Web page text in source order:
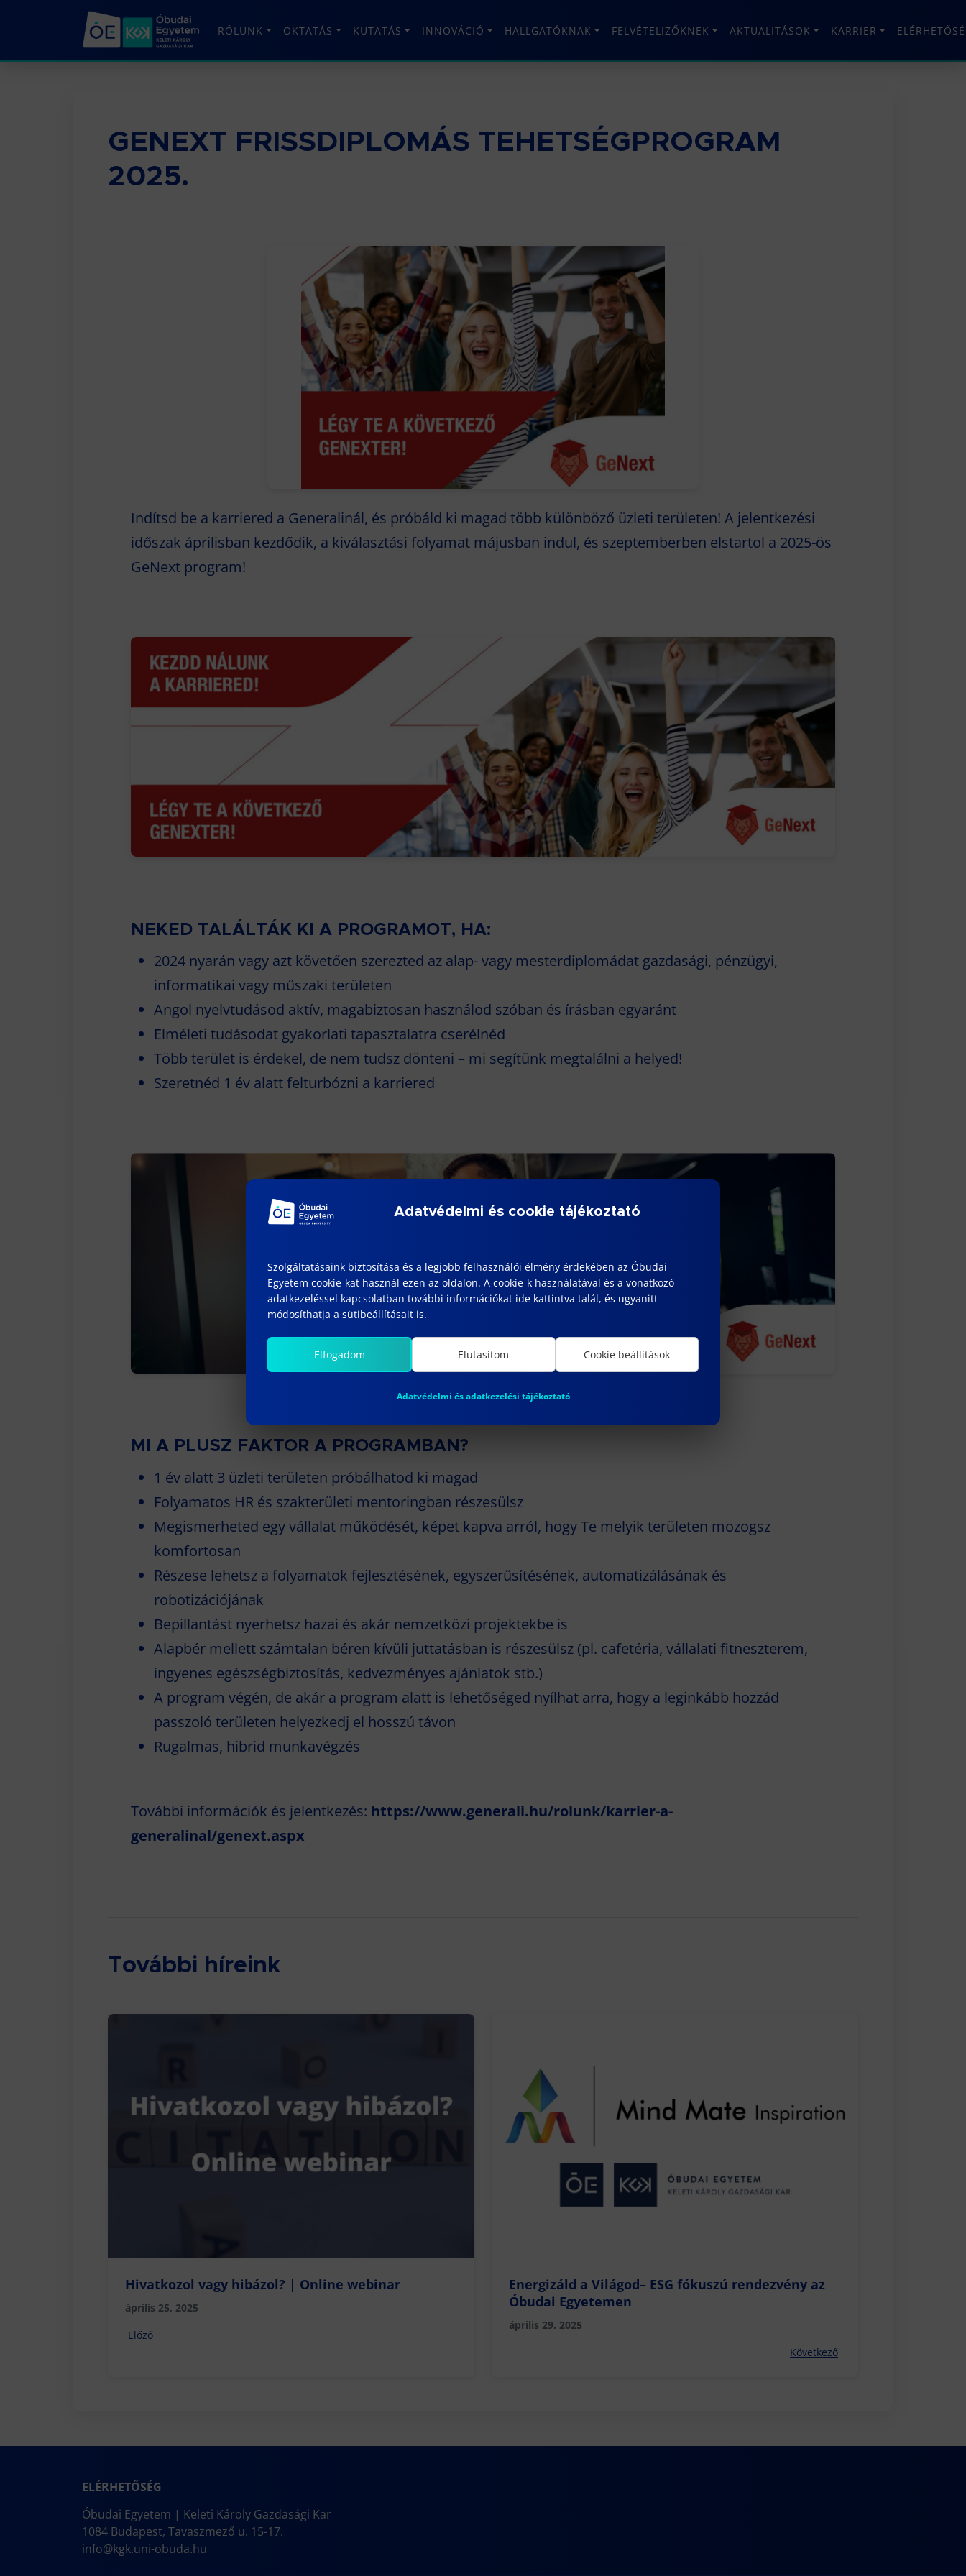
RÓLUNK OKTATÁS KUTATÁS INNOVÁCIÓ HALLGATÓKNAK FELVÉTELIZŐKNEK AKTUALITÁSOK KARRIER
GENEXT FRISSDIPLOMÁS TEHETSÉGPROGRAM
2025.
Indítsd be a karriered a Generalinál, és próbáld ki magad több különböző üzleti területen! A jelentkezési
időszak áprilisban kezdődik, a kiválasztási folyamat májusban indul, és szeptemberben elstartol a 2025-ös
GeNext program!
NEKED TALÁLTÁK KI A PROGRAMOT, HA:
2024 nyarán vagy azt követően szerezted az alap- vagy mesterdiplomádat gazdasági, pénzügyi,
informatikai vagy műszaki területen
Angol nyelvtudásod aktív, magabiztosan használod szóban és írásban egyaránt
Elméleti tudásodat gyakorlati tapasztalatra cserélnéd
Több terület is érdekel, de nem tudsz dönteni – mi segítünk megtalálni a helyed!
Szeretnéd 1 év alatt felturbózni a karriered
MI A PLUSZ FAKTOR A PROGRAMBAN?
1 év alatt 3 üzleti területen próbálhatod ki magad
Folyamatos HR és szakterületi mentoringban részesülsz
Megismerheted egy vállalat működését, képet kapva arról, hogy Te melyik területen mozogsz
komfortosan
Részese lehetsz a folyamatok fejlesztésének, egyszerűsítésének, automatizálásának és
robotizációjának
Bepillantást nyerhetsz hazai és akár nemzetközi projektekbe is
Alapbér mellett számtalan béren kívüli juttatásban is részesülsz (pl. cafetéria, vállalati fitneszterem,
ingyenes egészségbiztosítás, kedvezményes ajánlatok stb.)
A program végén, de akár a program alatt is lehetőséged nyílhat arra, hogy a leginkább hozzád
passzoló területen helyezkedj el hosszú távon
Rugalmas, hibrid munkavégzés
További információk és jelentkezés: https://www.generali.hu/rolunk/karrier-a-
generalinal/genext.aspx
További híreink
Hivatkozol vagy hibázol? | Online webinar
április 25, 2025
Előző
Energizáld a Világod– ESG fókuszú rendezvény az
Óbudai Egyetemen
április 29, 2025
Következő
ELÉRHETŐSÉG
Óbudai Egyetem | Keleti Károly Gazdasági Kar
1084 Budapest, Tavaszmező u. 15-17.
info@kgk.uni-obuda.hu
Adatvédelmi és cookie tájékoztató
Szolgáltatásaink biztosítása és a legjobb felhasználói élmény érdekében az Óbudai
Egyetem cookie-kat használ ezen az oldalon. A cookie-k használatával és a vonatkozó
adatkezeléssel kapcsolatban további információkat ide kattintva talál, és ugyanitt
módosíthatja a sütibeállításait is.
Elfogadom Elutasítom Cookie beállítások
Adatvédelmi és adatkezelési tájékoztató